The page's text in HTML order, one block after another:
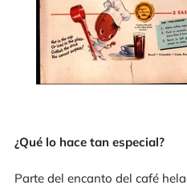
¿Qué lo hace tan especial?
Parte del encanto del café